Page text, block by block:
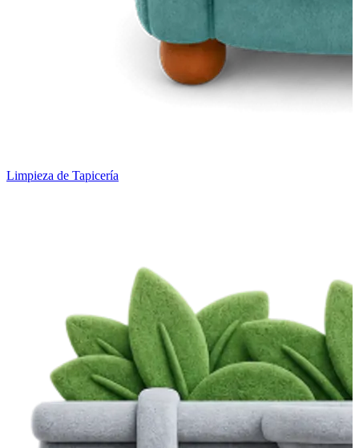
Limpieza de Tapicería